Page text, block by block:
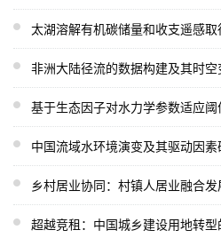
太湖溶解有机碳储量和收支遥感
中国流域水环境演变及其驱动因
乡村居业协同：村镇人居业融合
超越竞租：中国城乡建设用地转